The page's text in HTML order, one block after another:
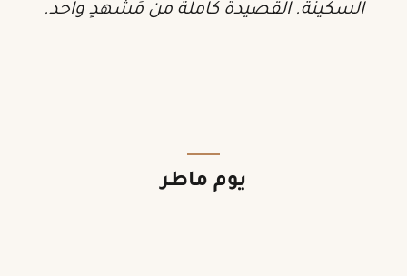
السكينة. القصيدةُ كاملةٌ من مَشهدٍ واحد.
يوم ماطر